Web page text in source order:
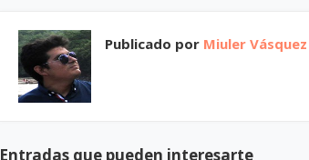
Publicado por Miuler Vásquez
Entradas que pueden interesarte